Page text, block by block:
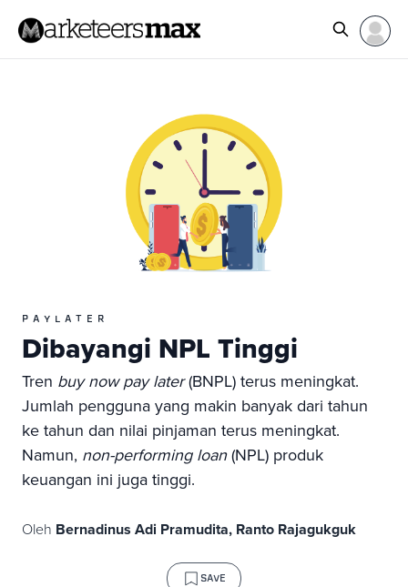
PAYLATER
Dibayangi NPL Tinggi
Tren buy now pay later(BNPL) terus meningkat.
Jumlah pengguna yang makin banyak dari tahun
ke tahun dan nilai pinjaman terus meningkat.
Namun, non-performing loan(NPL) produk
keuangan ini juga tinggi.
Oleh Bernadinus Adi Pramudita, Ranto Rajagukguk
SAVE